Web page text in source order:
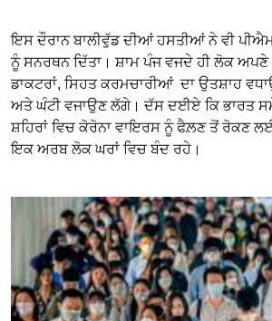
ਇਸ ਦੌਰਾਨ ਬਾਲੀਵੁੱਡ ਦੀਆਂ ਹਸਤੀਆਂ ਨੇ ਵੀ
ਨੂੰ ਸਨਰਥਨ ਦਿੱਤਾ। ਸ਼ਾਮ ਪੰਜ ਵਜਦੇ ਹੀ ਲੋਕ
ਡਾਕਟਰਾਂ, ਸਿਹਤ ਕਰਮਚਾਰੀਆਂ ਦਾ ਉਤਸ਼ਾਹ
ਅਤੇ ਘੰਟੀ ਵਜਾਉਣ ਲੱਗੇ। ਦੱਸ ਦਈਏ ਕਿ ਭਾਰਤ
ਸ਼ਹਿਰਾਂ ਵਿਚ ਕੋਰੋਨਾ ਵਾਇਰਸ ਨੂੰ ਫੈਲ਼ਣ ਤੋਂ ਰੋਕਣ
ਇਕ ਅਰਬ ਲੋਕ ਘਰਾਂ ਵਿਚ ਬੰਦ ਰਹੇ।